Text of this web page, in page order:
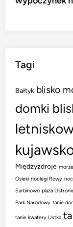
Tagi
Bałtyk blisko
domki
Międzyzdroje
Osieki noclegi Rowy
Sarbinowo plaża
Park Narodowy tanie
tanie kwatery Ustka